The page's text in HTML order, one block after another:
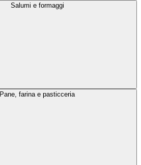
Salumi e formaggi
Pane, farina e pasticceria